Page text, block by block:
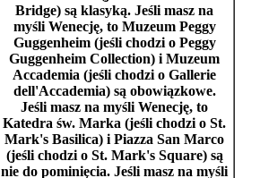
Bridge) są klasyką. Jeśli masz na
myśli Wenecję, to Muzeum Peggy
Guggenheim(jeśli chodzi o Peggy
Guggenheim Collection) i Muzeum
Accademia (jeśli chodzi o Gallerie
dell'Accademia) są obowiązkowe.
Jeśli masz na myśli Wenecję, to
Katedra św. Marka (jeśli chodzi o St.
Mark's Basilica) i Piazza San Marco
(jeśli chodzi o St. Mark's Square) są
nie do pominięcia. Jeśli masz na myśli